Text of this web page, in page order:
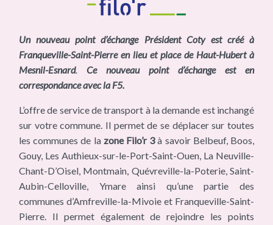
Un nouveau point d’échange Président Coty est créé à
Franqueville-Saint-Pierre en lieu et place de Haut-Hubert à
Mesnil-Esnard. Ce nouveau point d’échange est en
correspondance avec la F5.
L’offre de service de transport à la demande est inchangé
sur votre commune. Il permet de se déplacer sur toutes
les communes de la zone Filo’r 3à savoir Belbeuf, Boos,
Gouy, Les Authieux-sur-le-Port-Saint-Ouen, La Neuville-
Chant-D’Oisel, Montmain, Quévreville-la-Poterie, Saint-
Aubin-Celloville, Ymare ainsi qu’une partie des
communes d’Amfreville-la-Mivoie et Franqueville-Saint-
Pierre. Il permet également de rejoindre les points